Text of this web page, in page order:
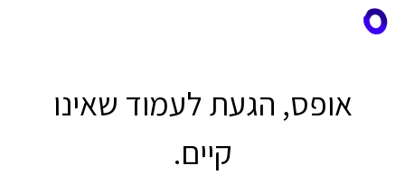
אופס, הגעת לעמוד שאינו
קיים.